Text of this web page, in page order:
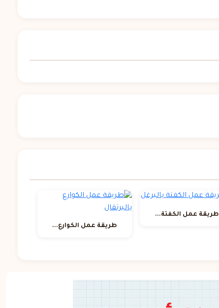
طريقة عمل الكفتة...
طريقة عمل الكوارع...